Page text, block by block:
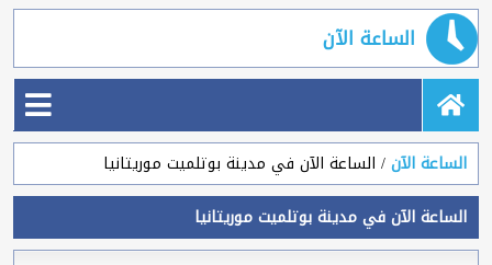
الساعة الآن
الساعة الآن الساعة الآن في مدينة بوتلميت موريتانيا
الساعة الآن في مدينة بوتلميت موريتانيا